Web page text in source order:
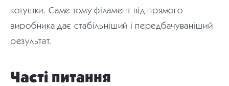
котушки. Саме тому філамент від прямого
виробника дає стабільніший і передбачуваніший
результат.
Часті питання